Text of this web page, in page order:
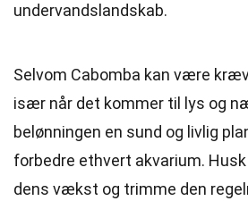
undervandslandskab.
Selvom Cabomba kan være
især når det kommer til lys og
belønningen en sund og livlig
forbedre ethvert akvarium.
dens vækst og trimme den